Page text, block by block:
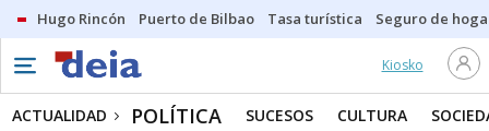
Hugo Rincón Puerto de Bilbao Tasa turística Seguro de
Kiosko
ACTUALIDAD POLÍTICA SUCESOS CULTURA